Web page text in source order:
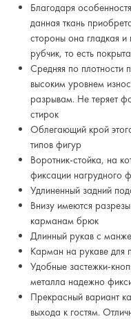
Благодаря
данная ткань
стороны она гладкая и
рубчик, то есть
Средняя по плотности
высоким уровнем
разрывам. Не теряет
стирок
Облегающий крой
типов фигур
Воротник-стойка, на
фиксации нагрудного
Удлиненный задний
Внизу имеются
карманам брюк
Длинный рукав с
Карман на рукаве для
Удобные застежки-
металла надежно
Прекрасный вариант
выхода к гостям.